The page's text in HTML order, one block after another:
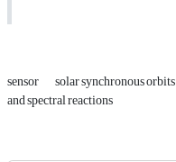
sensor solar synchronous orbits
and spectral reactions